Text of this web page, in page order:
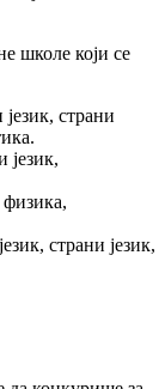
школе који се
језик, страни
језик,
физика,
страни језик,